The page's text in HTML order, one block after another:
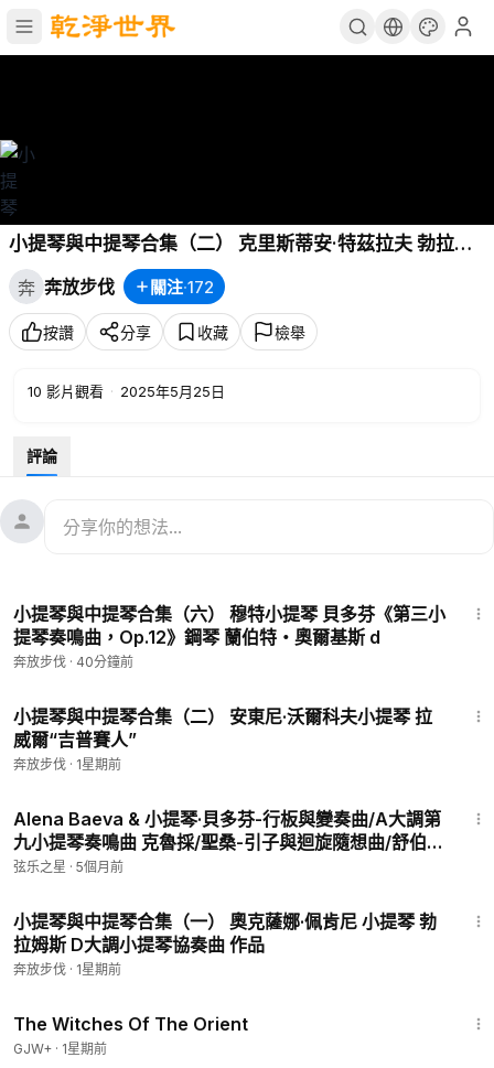
小提琴與中提琴合集（二） 克里斯蒂安·特茲拉夫 勃拉姆
斯-小提琴協奏曲
奔 奔放步伐 關注·172
按讚 分享 收藏 檢舉
10 影片觀看 · 2025年5月25日
評論
小提琴與中提琴合集（六） 穆特小提琴 貝多芬《第三小
提琴奏鳴曲，Op.12》鋼琴 蘭伯特・奧爾基斯 d
奔放步伐 · 40分鐘前
小提琴與中提琴合集（二） 安東尼·沃爾科夫小提琴 拉
威爾“吉普賽人”
奔放步伐 · 1星期前
Alena Baeva & 小提琴·貝多芬-行板與變奏曲/A大調第
九小提琴奏鳴曲 克魯採/聖桑-引子與迴旋隨想曲/舒伯
特-小提琴與鋼琴幻想曲｜Violin P4 - Schubert
Baeva
弦乐之星 · 5個月前
小提琴與中提琴合集（一） 奧克薩娜·佩肯尼 小提琴 勃
拉姆斯 D大調小提琴協奏曲 作品
奔放步伐 · 1星期前
The Witches Of The Orient
GJW+ · 1星期前